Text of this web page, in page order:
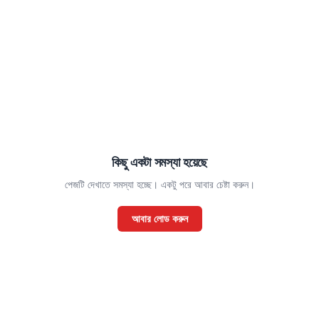
কিছু একটা সমস্যা হয়েছে
পেজটি দেখাতে সমস্যা হচ্ছে। একটু পরে আবার চেষ্টা করুন।
আবার লোড করুন